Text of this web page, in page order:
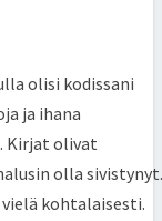
olisi kodissani
ja ihana
Kirjat olivat
olla sivistynyt.
kohtalaisesti.